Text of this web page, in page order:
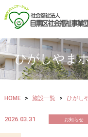
ひがしやま
HOME > 施設一覧 > ひがし
2026.03.31 お知らせ